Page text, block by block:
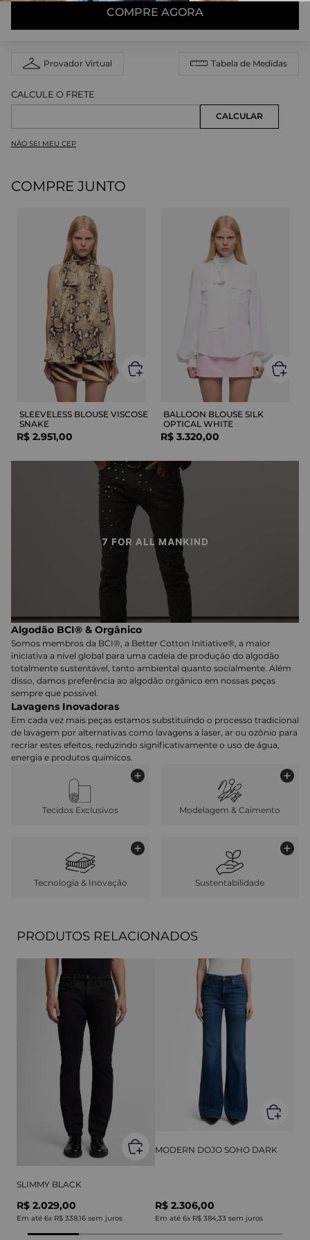
COMPRE AGORA
Provador Virtual Tabela de Medidas
NÃO SEI MEU CEP
COMPRE JUNTO
SLEEVELESS BLOUSE VISCOSE
SNAKE
R$ 2.951,00
BALLOON BLOUSE SILK
OPTICAL WHITE
R$ 3.320,00
Algodão BCI® & Orgânico
Somos membros da BCI®, a Better Cotton Initiative®, a maior
iniciativa a nível global para uma cadeia de produção do algodão
totalmente sustentável, tanto ambiental quanto socialmente. Além
disso, damos preferência ao algodão orgânico em nossas peças
sempre que possível.
Lavagens Inovadoras
Em cada vez mais peças estamos substituindo o processo tradicional
de lavagem por alternativas como lavagens a laser, ar ou ozônio para
recriar estes efeitos, reduzindo significativamente o uso de água,
energia e produtos químicos.
Tecidos Exclusivos Modelagem & Caimento
Tecnologia & Inovação Sustentabilidade
PRODUTOS RELACIONADOS
SLIMMY BLACK
R$ 2.029,00
Em até 6x R$ 338,16 sem juros
MODERN DOJO SOHO DARK
R$ 2.306,00
Em até 6x R$ 384,33 sem juros